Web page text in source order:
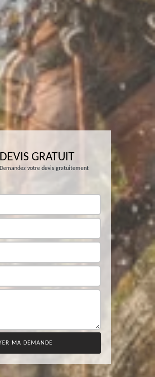
DEVIS GRATUIT
Demandez votre devis gratuitement